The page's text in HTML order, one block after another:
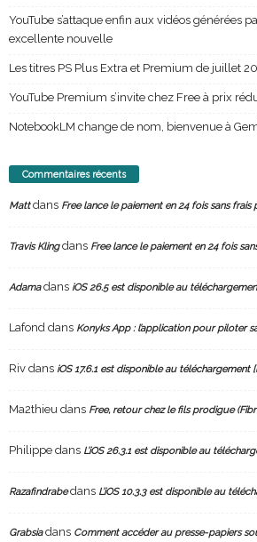
YouTube s’attaque enfin aux vidéos générées
excellente nouvelle
Les titres PS Plus Extra et Premium de juillet
YouTube Premium s’invite chez Free à prix
NotebookLM change de nom, bienvenue à
Commentaires récents
Mattdans Free lance le paiement en 24 fois sans frais
Travis Klingdans Free lance le paiement en 24 fois
Adamadans iOS 26.5 est disponible au
Lafond dans Konyks App : l’application pour piloter
Riv dans iOS 17.6.1 est disponible au téléchargement
Ma2thieu dans Free, retour chez le fils prodigue
Philippe dans L’iOS 26.3.1 est disponible au
Razafindrabedans L’iOS 10.3.3 est disponible au
Grabsiadans Comment accéder au presse-papiers